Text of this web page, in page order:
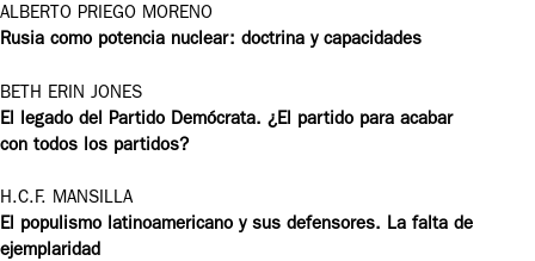
ALBERTO PRIEGO MORENO
Rusia como potencia nuclear: doctrina y capacidades
BETH ERIN JONES
El legado del Partido Demócrata. ¿El partido para acabar
con todos los partidos?
H.C.F. MANSILLA
El populismo latinoamericano y sus defensores. La falta de
ejemplaridad